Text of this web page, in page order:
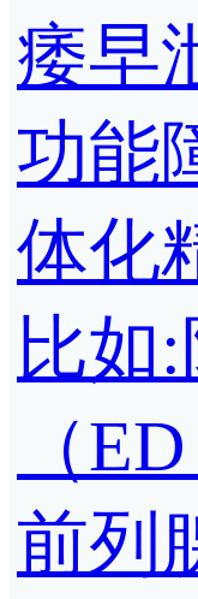
痿早
功能
体化
比如
（
前列